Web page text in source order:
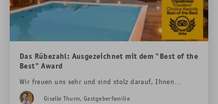
Das Rübezahl: Ausgezeichnet mit dem "Best of the
Best" Award
Wir freuen uns sehr und sind stolz darauf, Ihnen
mitteilen zu können, dass unser romantisches Boutique-
Giselle Thurm, Gastgeberfamilie